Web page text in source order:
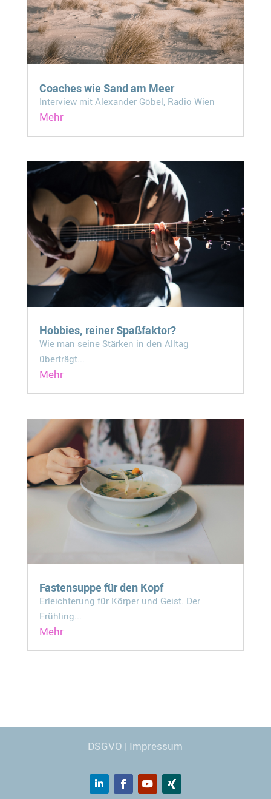
Coaches wie Sand am Meer
Interview mit Alexander Göbel, Radio Wien
Mehr
Hobbies, reiner Spaßfaktor?
Wie man seine Stärken in den Alltag
überträgt...
Mehr
Fastensuppe für den Kopf
Erleichterung für Körper und Geist. Der
Frühling...
Mehr
DSGVO | Impressum